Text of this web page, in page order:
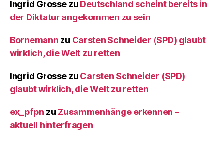
Ingrid Grossezu Deutschland scheint bereits in
der Diktatur angekommen zu sein
Bornemann zu Carsten Schneider (SPD) glaubt
wirklich, die Welt zu retten
Ingrid Grossezu Carsten Schneider (SPD)
glaubt wirklich, die Welt zu retten
ex_pfpn zu Zusammenhänge erkennen –
aktuell hinterfragen